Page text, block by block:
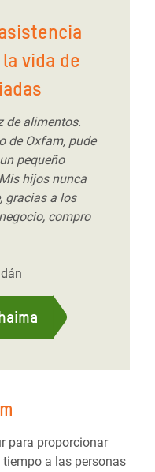
vida de
de alimentos.
de Oxfam, pude
pequeño
hijos nunca
gracias a los
compro
para proporcionar
a las personas